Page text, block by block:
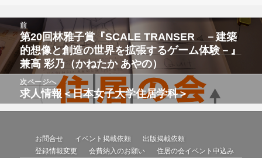
ー
稿
ナ
ビ
ゲ
ー
シ
前
前
の
投
稿:
第20回林雅子賞『SCALE TRANSER －建築
的想像と創造の世界を拡張するゲーム体験－』
兼高 彩乃（かねたか あやの）
次ページへ
次
の
求人情報＜日本女子大学住居学科＞
お問合せ イベント掲載依頼
出版掲載依頼
登録情報変更
会費納入のお願い 住居の会イベント申込み